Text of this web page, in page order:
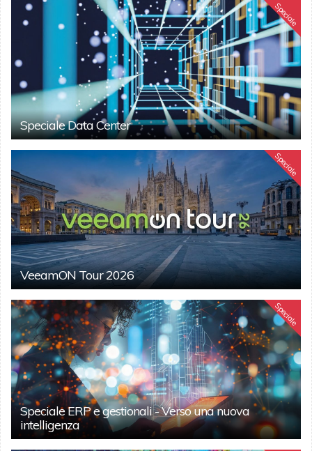
Speciale
Speciale Data Center
Speciale
VeeamON Tour 2026
Speciale
Speciale ERP e gestionali - Verso una nuova
intelligenza